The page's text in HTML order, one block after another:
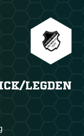
​LEGDEN